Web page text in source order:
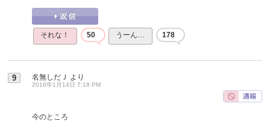
それな！ 50 うーん… 178
9 名無しだＪ より
2016年1月14日 7:18 PM
今のところ